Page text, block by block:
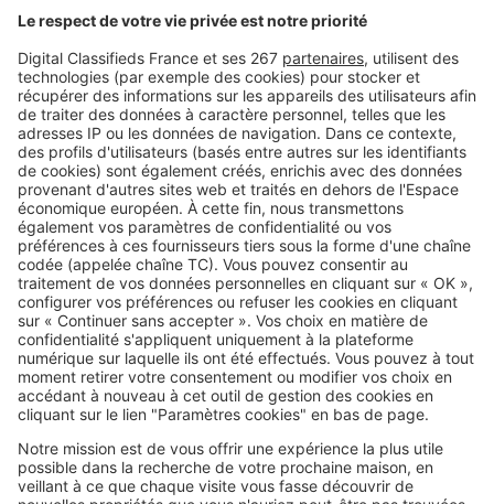
Gironde : 5 communes où espaces
verts et qualité de vie font la
différence
Image
Régions
Pouvoir d'achat immobilier dans le
Bas-Rhin : combien de mètres
carrés pouvez-vous acheter avec
250 000 € ?
SeLoger c'est aussi